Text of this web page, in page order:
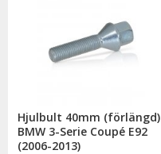
Hjulbult 40mm (förlängd)
BMW 3-Serie Coupé E92
(2006-2013)